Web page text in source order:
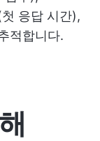
응답 시간),
적합니다.